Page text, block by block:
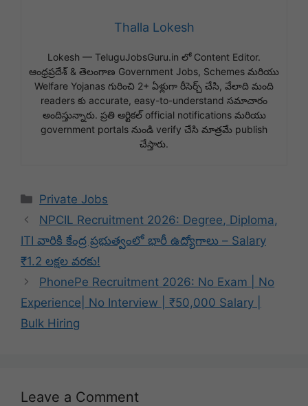
Thalla Lokesh
Lokesh — TeluguJobsGuru.in లో Content Editor.
ఆంధ్రప్రదేశ్ & తెలంగాణ Government Jobs, Schemes మరియు
Welfare Yojanas గురించి 2+ ఏళ్లుగా రీసెర్చ్ చేసి, వేలాది మంది
readers కు accurate, easy-to-understand సమాచారం
అందిస్తున్నారు. ప్రతి ఆర్టికల్ official notifications మరియు
government portals నుండి verify చేసి మాత్రమే publish
చేస్తారు.
Categories
Private Jobs
NPCIL Recruitment 2026: Degree, Diploma,
ITI వారికి కేంద్ర ప్రభుత్వంలో భారీ ఉద్యోగాలు – Salary
₹1.2 లక్షల వరకు!
PhonePe Recruitment 2026: No Exam | No
Experience| No Interview | ₹50,000 Salary |
Bulk Hiring
Leave a Comment